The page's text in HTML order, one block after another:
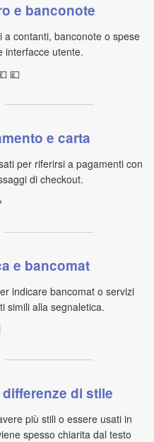
e banconote
contanti, banconote o spese
interfacce utente.
💷
e carta
per riferirsi a pagamenti con
di checkout.
e bancomat
indicare bancomat o servizi
simili alla segnaletica.
di stile
più stili o essere usati in
spesso chiarita dal testo